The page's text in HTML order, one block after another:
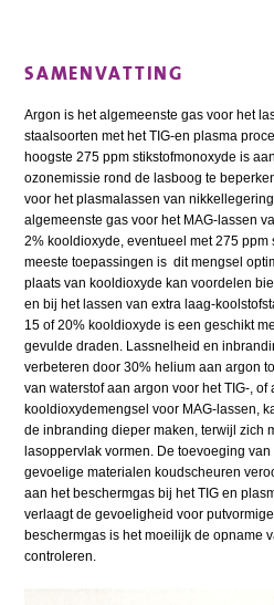
SAMENVATTING
Argon is het algemeenste gas voor het
staalsoorten met het TIG-en plasma
hoogste 275 ppm stikstofmonoxyde is
ozonemissie rond de lasboog te
voor het plasmalassen van
algemeenste gas voor het MAG-lassen
2% kooldioxyde, eventueel met 275 ppm
meeste toepassingen is dit mengsel
plaats van kooldioxyde kan voordelen
en bij het lassen van extra laag-
15 of 20% kooldioxyde is een geschikt
gevulde draden. Lassnelheid en
verbeteren door 30% helium aan argon
van waterstof aan argon voor het TIG-, of
kooldioxydemengsel voor MAG-lassen,
de inbranding dieper maken, terwijl zich
lasoppervlak vormen. De toevoeging
gevoelige materialen koudscheuren
aan het beschermgas bij het TIG en
verlaagt de gevoeligheid voor
beschermgas is het moeilijk de opname
controleren.